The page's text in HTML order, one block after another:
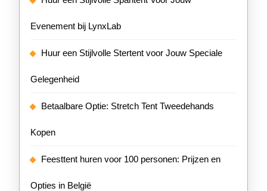
Evenement bij LynxLab
Huur een Stijlvolle Stertent voor Jouw Speciale
Gelegenheid
Betaalbare Optie: Stretch Tent Tweedehands
Kopen
Feesttent huren voor 100 personen: Prijzen en
Opties in België